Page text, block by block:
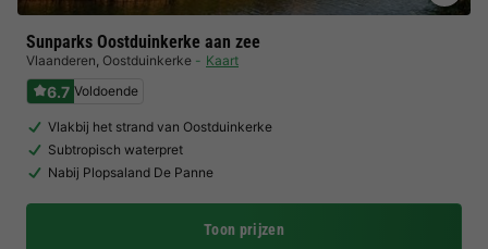
Sunparks Oostduinkerke aan zee
Vlaanderen, Oostduinkerke Kaart
6.7 Voldoende
Vlakbij het strand van Oostduinkerke
Subtropisch waterpret
Nabij Plopsaland De Panne
Toon prijzen